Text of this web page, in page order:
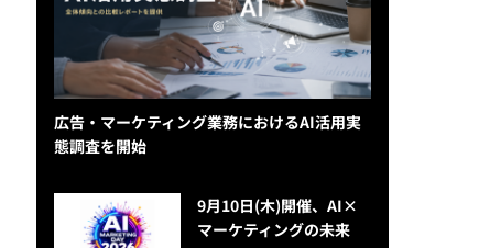
広告・マーケティング業務におけるAI活用実
態調査を開始
9月10日(木)開催、AI×
マーケティングの未来